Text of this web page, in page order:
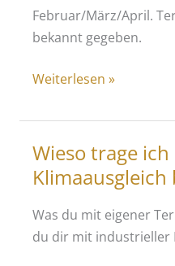
Februar/März/April.
bekannt gegeben.
Saatgut-
Pflanzentauschbörse
Weiterlesen »
Wieso trage
Klimaausgleich
Was du mit eigener
du dir mit industrieller